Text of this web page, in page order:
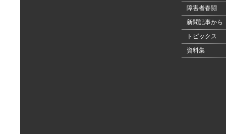
障害者春闘
新聞記事から
トピックス
資料集